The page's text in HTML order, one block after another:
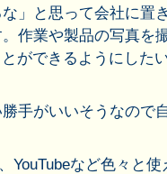
」と思って会社に置
作業や製品の写真を
ができるようにした
手がいいそうなので
など色々と使